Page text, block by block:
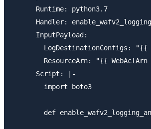
      Runtime: python3.7
Handler:
      InputPayload:
LogDestinationConfigs:
ResourceArn: "{{ WebAclArn
      Script: |-
        import boto3
def